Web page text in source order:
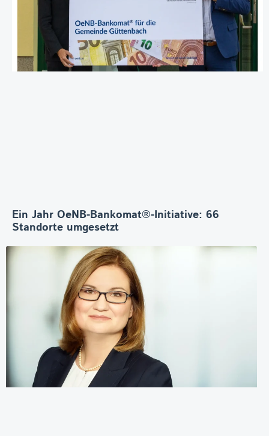
Ein Jahr OeNB-Bankomat®-Initiative: 66
Standorte umgesetzt